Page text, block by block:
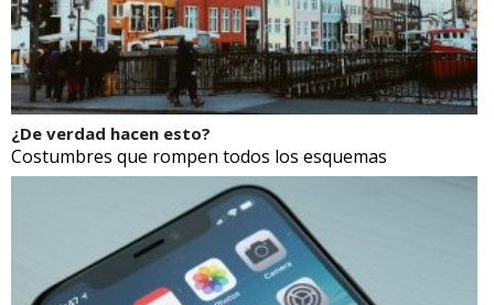
¿De verdad hacen esto?
Costumbres que rompen todos los esquemas